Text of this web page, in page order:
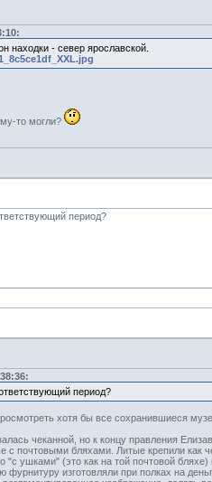
находки - север ярославской.
то могли?
период?
период?
хотя бы все сохранившиеся
чеканной, но к концу правления
почтовыми бляхами. Литые крепили как
ушками" (это как на той почтовой бляхе)
изготовляли при полках на